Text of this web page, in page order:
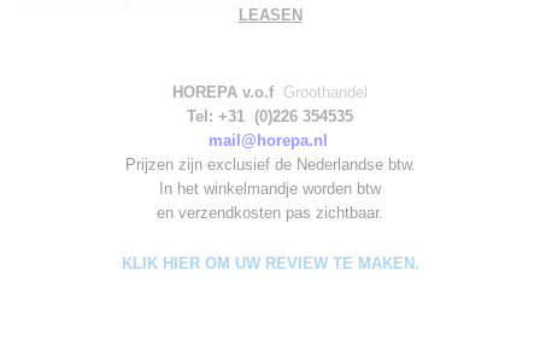
LEASEN
HOREPA v.o.f Groothandel
Tel: +31 (0)226 354535
mail@horepa.nl
Prijzen zijn exclusief de Nederlandse btw.
In het winkelmandje worden btw
en verzendkosten pas zichtbaar.
KLIK HIER OM UW REVIEW TE MAKEN.